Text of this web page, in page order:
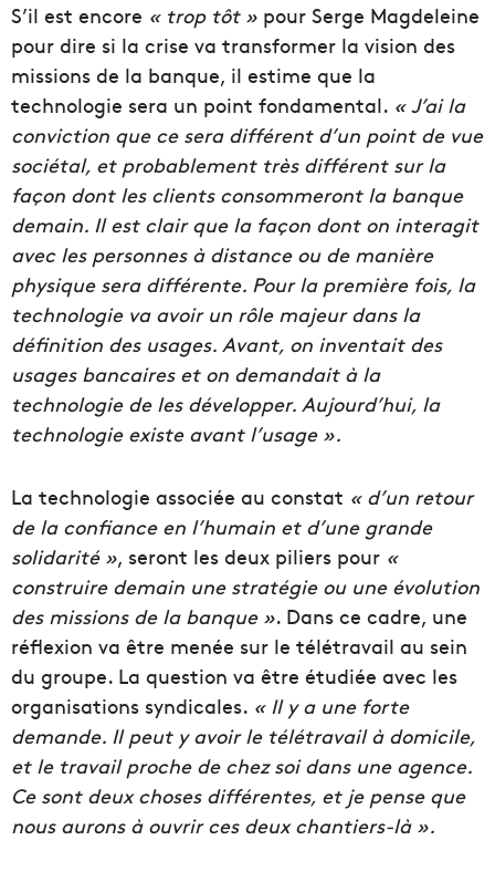
S’il est encore « trop tôt » pour Serge Magdeleine
pour dire si la crise va transformer la vision des
missions de la banque, il estime que la
technologie sera un point fondamental. « J’ai la
conviction que ce sera différent d’un point de vue
sociétal, et probablement très différent sur la
façon dont les clients consommeront la banque
demain. Il est clair que la façon dont on interagit
avec les personnes à distance ou de manière
physique sera différente. Pour la première fois, la
technologie va avoir un rôle majeur dans la
définition des usages. Avant, on inventait des
usages bancaires et on demandait à la
technologie de les développer. Aujourd’hui, la
technologie existe avant l’usage ».
La technologie associée au constat « d’un retour
de la confiance en l’humain et d’une grande
solidarité », seront les deux piliers pour «
construire demain une stratégie ou une évolution
des missions de la banque ». Dans ce cadre, une
réflexion va être menée sur le télétravail au sein
du groupe. La question va être étudiée avec les
organisations syndicales. « Il y a une forte
demande. Il peut y avoir le télétravail à domicile,
et le travail proche de chez soi dans une agence.
Ce sont deux choses différentes, et je pense que
nous aurons à ouvrir ces deux chantiers-là ».